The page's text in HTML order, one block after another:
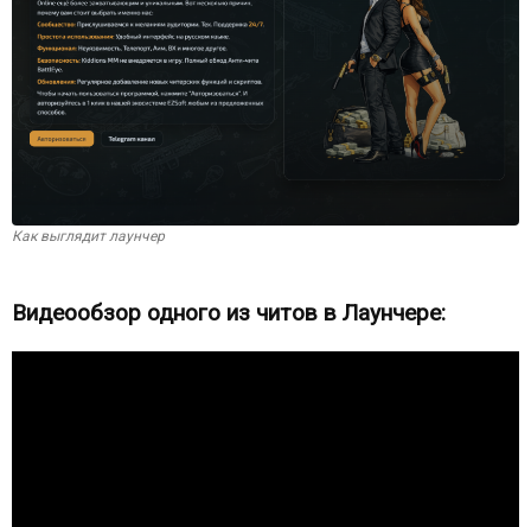
Как выглядит лаунчер
Видеообзор одного из читов в Лаунчере: